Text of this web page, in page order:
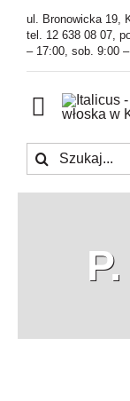
Przejdź
zawartości
ul. Bronowicka 19,
tel. 12 638 08 07,
– 17:00, sob. 9:00
Toggle
Księgarnia
Tłumaczenia
Szukaj